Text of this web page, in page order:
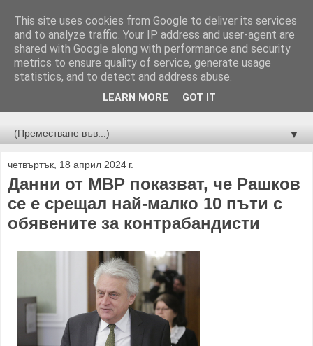
Новини от Бургас, страната и света!
▼
четвъртък, 18 април 2024 г.
Данни от МВР показват, че Рашков
се е срещал най-малко 10 пъти с
обявените за контрабандисти
This site uses cookies from Google to deliver its services
and to analyze traffic. Your IP address and user-agent are
shared with Google along with performance and security
metrics to ensure quality of service, generate usage
statistics, and to detect and address abuse.
LEARN MORE GOT IT